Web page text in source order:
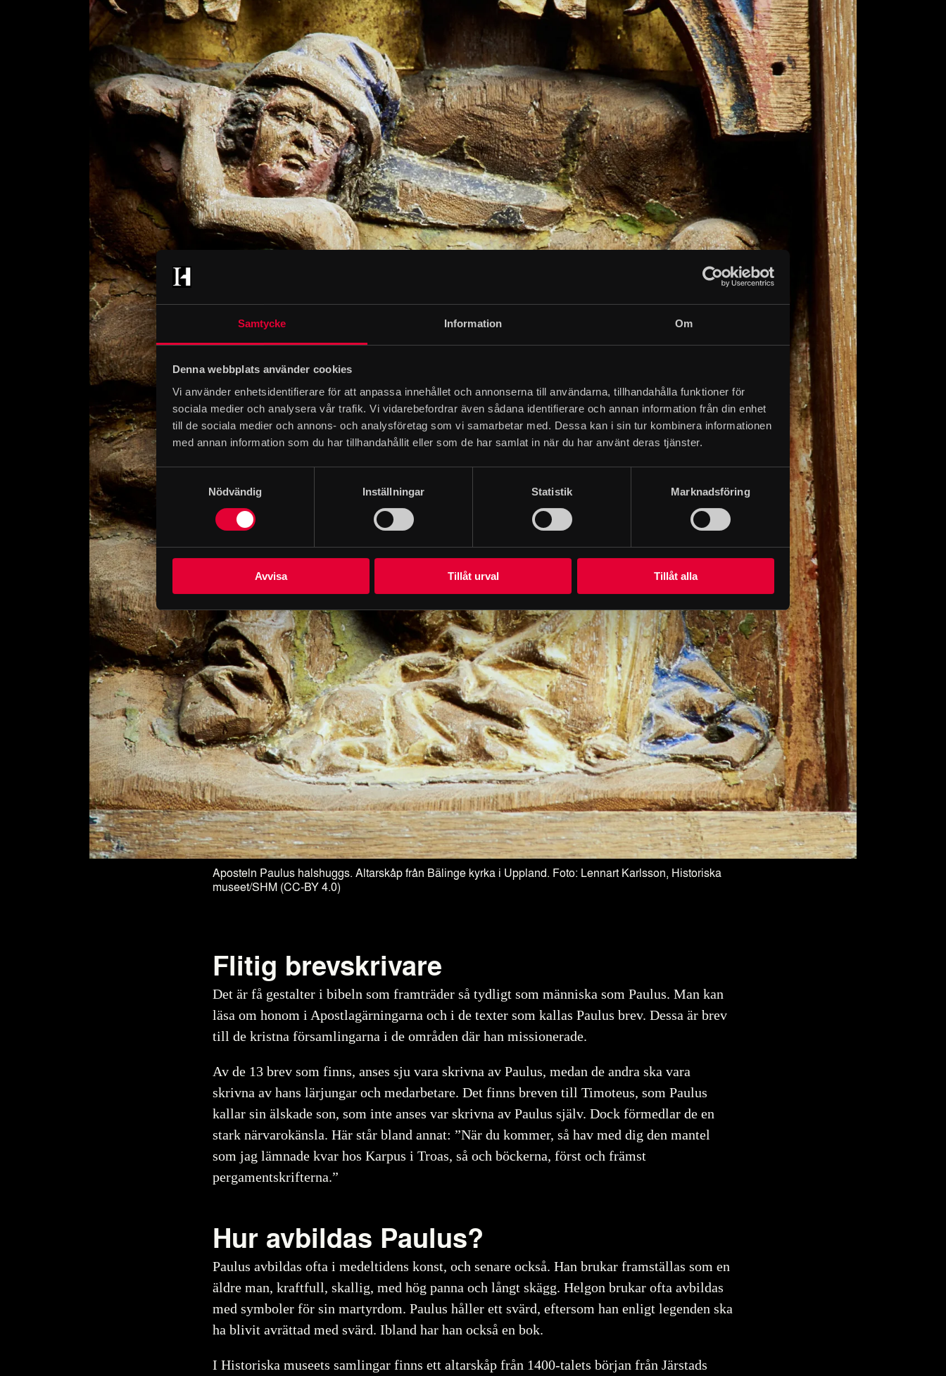
Samtycke Information Om
Denna webbplats använder cookies
Vi använder enhetsidentifierare för att anpassa innehållet och annonserna till användarna, tillhandahålla funktioner för
sociala medier och analysera vår trafik. Vi vidarebefordrar även sådana identifierare och annan information från din enhet
till de sociala medier och annons- och analysföretag som vi samarbetar med. Dessa kan i sin tur kombinera informationen
med annan information som du har tillhandahållit eller som de har samlat in när du har använt deras tjänster.
Samtyckesval
Nödvändig
Inställningar Statistik Marknadsföring
Avvisa Tillåt urval Tillåt alla
Aposteln Paulus halshuggs. Altarskåp från Bälinge kyrka i Uppland. Foto: Lennart Karlsson, Historiska
museet/SHM (CC-BY 4.0)
Flitig brevskrivare
Det är få gestalter i bibeln som framträder så tydligt som människa som Paulus. Man kan
läsa om honom i Apostlagärningarna och i de texter som kallas Paulus brev. Dessa är brev
till de kristna församlingarna i de områden där han missionerade.
Av de 13 brev som finns, anses sju vara skrivna av Paulus, medan de andra ska vara
skrivna av hans lärjungar och medarbetare. Det finns breven till Timoteus, som Paulus
kallar sin älskade son, som inte anses var skrivna av Paulus själv. Dock förmedlar de en
stark närvarokänsla. Här står bland annat: ”När du kommer, så hav med dig den mantel
som jag lämnade kvar hos Karpus i Troas, så och böckerna, först och främst
pergamentskrifterna.”
Hur avbildas Paulus?
Paulus avbildas ofta i medeltidens konst, och senare också. Han brukar framställas som en
äldre man, kraftfull, skallig, med hög panna och långt skägg. Helgon brukar ofta avbildas
med symboler för sin martyrdom. Paulus håller ett svärd, eftersom han enligt legenden ska
ha blivit avrättad med svärd. Ibland har han också en bok.
I Historiska museets samlingar finns ett altarskåp från 1400-talets början från Järstads